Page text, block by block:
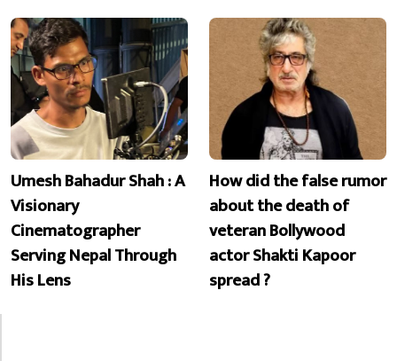
Umesh Bahadur Shah : A
Visionary
Cinematographer
Serving Nepal Through
His Lens
How did the false rumor
about the death of
veteran Bollywood
actor Shakti Kapoor
spread ?